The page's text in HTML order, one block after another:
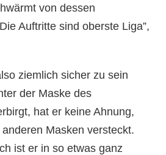
von dessen
Auftritte sind oberste Liga”,
ziemlich sicher zu sein
der Maske des
hat er keine Ahnung,
Masken versteckt.
ist er in so etwas ganz